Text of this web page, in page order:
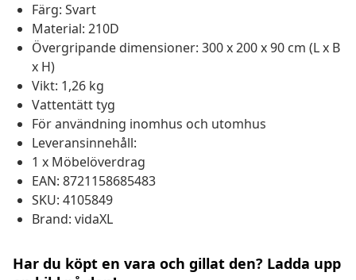
Färg: Svart
Material: 210D
Övergripande dimensioner: 300 x 200 x 90 cm (L x B
x H)
Vikt: 1,26 kg
Vattentätt tyg
För användning inomhus och utomhus
Leveransinnehåll:
1 x Möbelöverdrag
EAN: 8721158685483
SKU: 4105849
Brand: vidaXL
Har du köpt en vara och gillat den? Ladda upp